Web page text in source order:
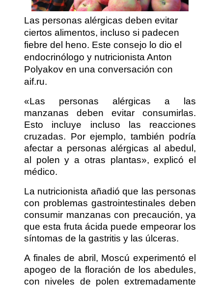
Las personas alérgicas deben evitar
ciertos alimentos, incluso si padecen
fiebre del heno. Este consejo lo dio el
endocrinólogo y nutricionista Anton
Polyakov en una conversación con
aif.ru.
«Las personas alérgicas a las
manzanas deben evitar consumirlas.
Esto incluye incluso las reacciones
cruzadas. Por ejemplo, también podría
afectar a personas alérgicas al abedul,
al polen y a otras plantas», explicó el
médico.
La nutricionista añadió que las personas
con problemas gastrointestinales deben
consumir manzanas con precaución, ya
que esta fruta ácida puede empeorar los
síntomas de la gastritis y las úlceras.
A finales de abril, Moscú experimentó el
apogeo de la floración de los abedules,
con niveles de polen extremadamente